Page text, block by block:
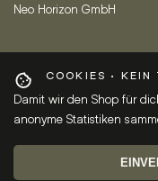
Neo Horizon GmbH
COOKIES ·
Damit wir den Shop für
anonyme Statistiken